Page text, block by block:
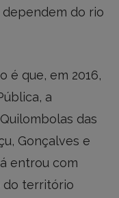
do rio
é que, em 2016,
a
das
Gonçalves e
entrou com
do território